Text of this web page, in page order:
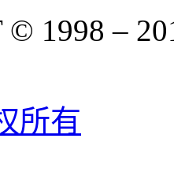
© 1998 –
所有